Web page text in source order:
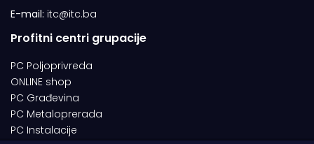
E-mail: itc@itc.ba
Profitni centri grupacije
PC Poljoprivreda
ONLINE shop
PC Građevina
PC Metaloprerada
PC Instalacije